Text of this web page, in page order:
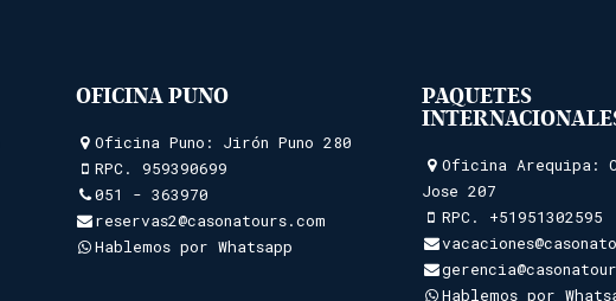
OFICINA PUNO
Oficina Puno: Jirón Puno 280
RPC.959390699
051 - 363970
reservas2@casonatours.com
Hablemos por Whatsapp
PAQUETES
Oficina Arequipa:
Jose 207
RPC. +51951302595
Hablemos por